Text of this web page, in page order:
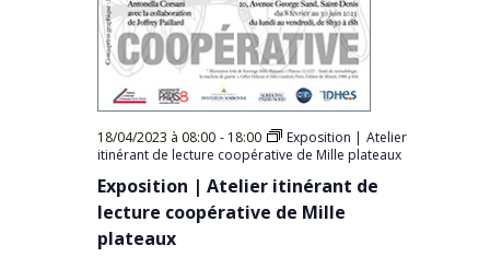
18/04/2023 à 08:00 - 18:00
Exposition | Atelier
itinérant de lecture coopérative de Mille plateaux
Exposition | Atelier itinérant de
lecture coopérative de Mille
plateaux